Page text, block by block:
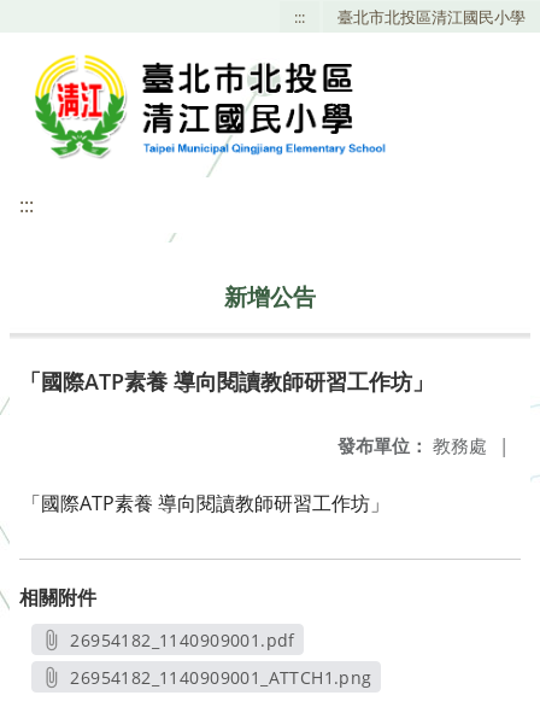
::: 臺北市北投區清江國民小學
:::
新增公告
「國際ATP素養 導向閱讀教師研習工作坊」
發布單位： 教務處 |
「國際ATP素養 導向閱讀教師研習工作坊」
相關附件
26954182_1140909001.pdf
另開新視窗
26954182_1140909001_ATTCH1.png